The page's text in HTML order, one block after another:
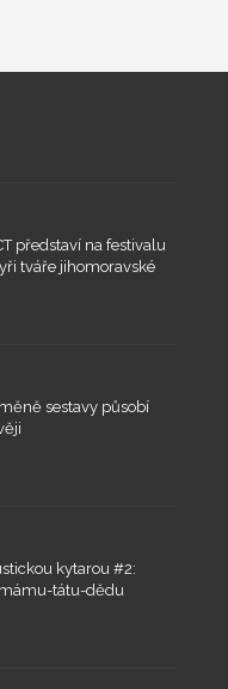
představí na festivalu
tváře jihomoravské
sestavy působí
kytarou #2:
tátu-dědu